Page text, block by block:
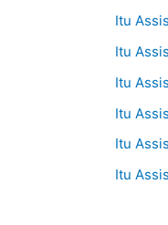
Itu
Itu
Itu
Itu
Itu
Itu